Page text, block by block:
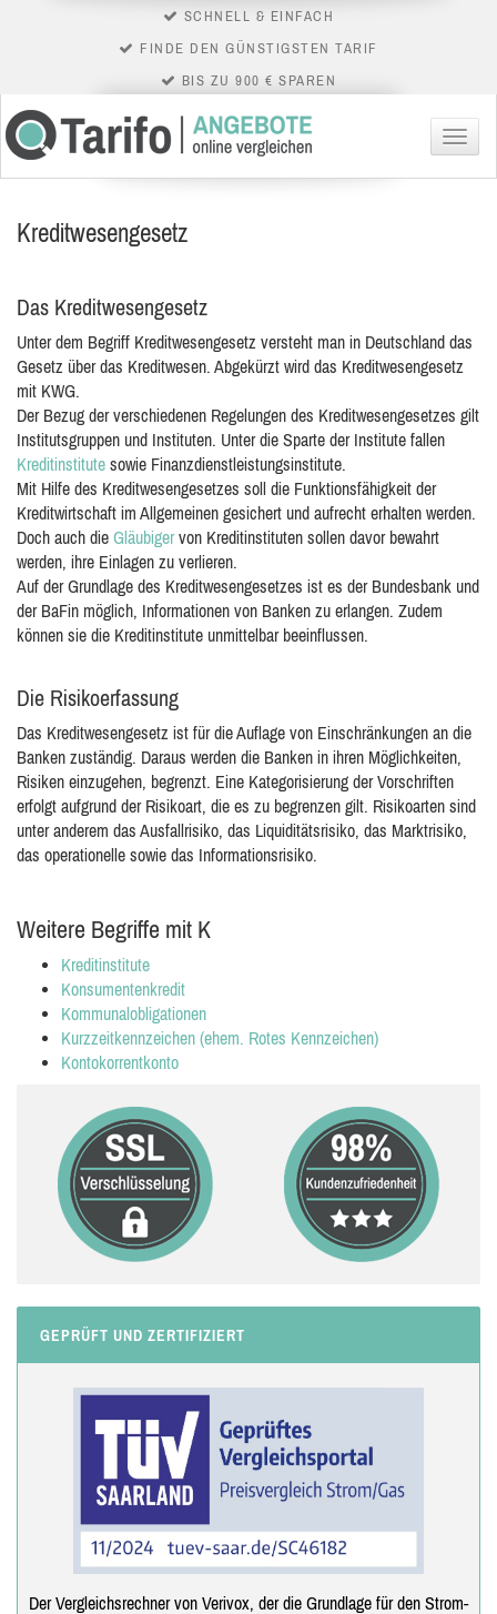
SCHNELL & EINFACH
FINDE DEN GÜNSTIGSTEN TARIF
BIS ZU 900 € SPAREN
Menü
Kreditwesengesetz
Das Kreditwesengesetz
Unter dem Begriff Kreditwesengesetz versteht man in Deutschland das
Gesetz über das Kreditwesen. Abgekürzt wird das Kreditwesengesetz
mit KWG.
Der Bezug der verschiedenen Regelungen des Kreditwesengesetzes gilt
Institutsgruppen und Instituten. Unter die Sparte der Institute fallen
Kreditinstitute sowie Finanzdienstleistungsinstitute.
Mit Hilfe des Kreditwesengesetzes soll die Funktionsfähigkeit der
Kreditwirtschaft im Allgemeinen gesichert und aufrecht erhalten werden.
Doch auch die Gläubigervon Kreditinstituten sollen davor bewahrt
werden, ihre Einlagen zu verlieren.
Auf der Grundlage des Kreditwesengesetzes ist es der Bundesbank und
der BaFin möglich, Informationen von Banken zu erlangen. Zudem
können sie die Kreditinstitute unmittelbar beeinflussen.
Die Risikoerfassung
Das Kreditwesengesetz ist für die Auflage von Einschränkungen an die
Banken zuständig. Daraus werden die Banken in ihren Möglichkeiten,
Risiken einzugehen, begrenzt. Eine Kategorisierung der Vorschriften
erfolgt aufgrund der Risikoart, die es zu begrenzen gilt. Risikoarten sind
unter anderem das Ausfallrisiko, das Liquiditätsrisiko, das Marktrisiko,
das operationelle sowie das Informationsrisiko.
Weitere Begriffe mit K
Kreditinstitute
Konsumentenkredit
Kommunalobligationen
Kurzzeitkennzeichen (ehem. Rotes Kennzeichen)
Kontokorrentkonto
GEPRÜFT UND ZERTIFIZIERT
Der Vergleichsrechner von Verivox, der die Grundlage für den Strom-